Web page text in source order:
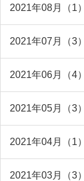
2021年08月（1）
2021年07月（3）
2021年06月（4）
2021年05月（3）
2021年04月（1）
2021年03月（3）